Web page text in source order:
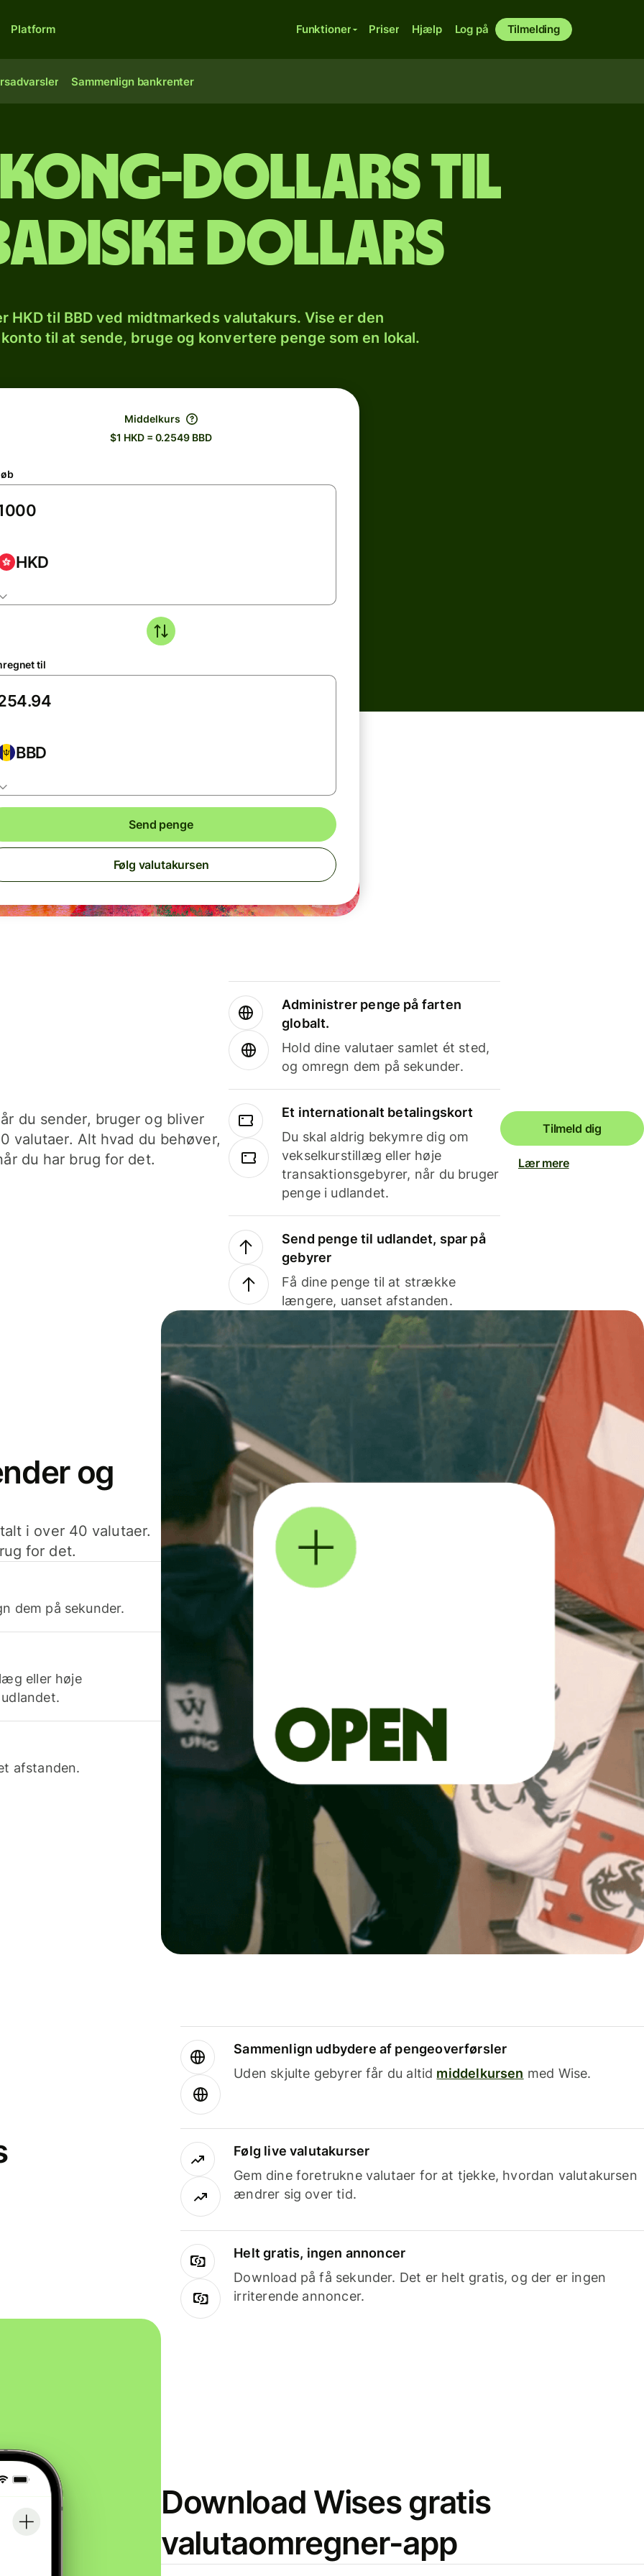
Platform Funktioner Priser Hjælp Log på Tilmelding
Sammenlign bankrenter
dollars til
dollars
HKD til BBD ved midtmarkeds valutakurs. Vise er den
til at sende, bruge og konvertere penge som en lokal.
Middelkurs
$1 HKD = 0.2549 BBD
HKD
til
BBD
Send penge
Følg valutakursen
du sender, bruger og bliver
valutaer. Alt hvad du behøver,
du har brug for det.
Administrer penge på farten
globalt.
Hold dine valutaer samlet ét sted,
og omregn dem på sekunder.
Et internationalt betalingskort
Du skal aldrig bekymre dig om
vekselkurstillæg eller høje
transaktionsgebyrer, når du bruger
penge i udlandet.
Send penge til udlandet, spar på
gebyrer
Få dine penge til at strække
længere, uanset afstanden.
Tilmeld dig
Lær mere
og
i over 40 valutaer.
for det.
dem på sekunder.
eller høje
afstanden.
Sammenlign udbydere af pengeoverførsler
Uden skjulte gebyrer får du altid middelkursen med Wise.
Følg live valutakurser
Gem dine foretrukne valutaer for at tjekke, hvordan valutakursen
ændrer sig over tid.
Helt gratis, ingen annoncer
Download på få sekunder. Det er helt gratis, og der er ingen
irriterende annoncer.
Download Wises gratis
valutaomregner-app